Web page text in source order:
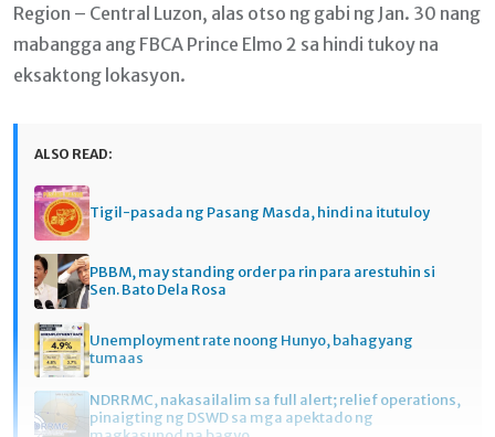
Region – Central Luzon, alas otso ng gabi ng Jan. 30 nang
mabangga ang FBCA Prince Elmo 2 sa hindi tukoy na
eksaktong lokasyon.
ALSO READ:
Tigil-pasada ng Pasang Masda, hindi na itutuloy
PBBM, may standing order pa rin para arestuhin si
Sen. Bato Dela Rosa
Unemployment rate noong Hunyo, bahagyang
tumaas
NDRRMC, nakasailalim sa full alert; relief operations,
pinaigting ng DSWD sa mga apektado ng